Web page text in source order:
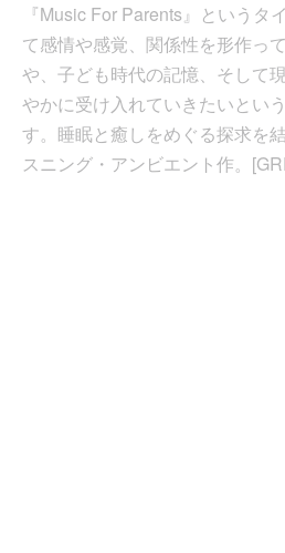
『Music For Parents』というタ
て感情や感覚、関係性を形作っ
や、子ども時代の記憶、そして
やかに受け入れていきたいとい
す。睡眠と癒しをめぐる探求を
スニング・アンビエント作。